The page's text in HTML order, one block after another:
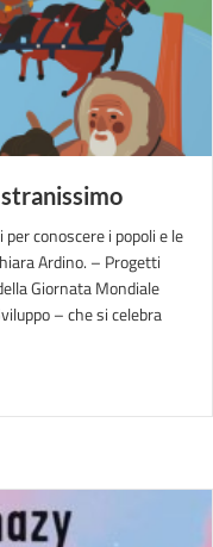
conoscere i popoli e le
Ardino. – Progetti
Giornata Mondiale
– che si celebra